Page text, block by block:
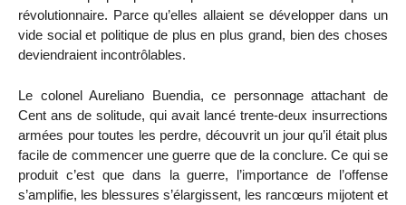
révolutionnaire. Parce qu’elles allaient se développer dans un
vide social et politique de plus en plus grand, bien des choses
deviendraient incontrôlables.
Le colonel Aureliano Buendia, ce personnage attachant de
Cent ans de solitude, qui avait lancé trente-deux insurrections
armées pour toutes les perdre, découvrit un jour qu’il était plus
facile de commencer une guerre que de la conclure. Ce qui se
produit c’est que dans la guerre, l’importance de l’offense
s’amplifie, les blessures s’élargissent, les rancœurs mijotent et